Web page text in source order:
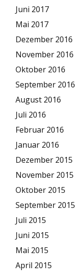
Juni 2017
Mai 2017
Dezember 2016
November 2016
Oktober 2016
September 2016
August 2016
Juli 2016
Februar 2016
Januar 2016
Dezember 2015
November 2015
Oktober 2015
September 2015
Juli 2015
Juni 2015
Mai 2015
April 2015